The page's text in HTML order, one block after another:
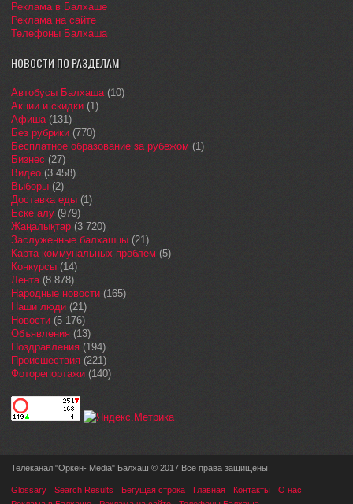
Реклама в Балхаше
Реклама на сайте
Телефоны Балхаша
НОВОСТИ ПО РАЗДЕЛАМ
Автобусы Балхаша(10)
Акции и скидки (1)
Афиша(131)
Без рубрики (770)
Бесплатное образование за рубежом (1)
Бизнес (27)
Видео (3 458)
Выборы (2)
Доставка еды (1)
Еске алу (979)
Жаңалықтар (3 720)
Заслуженные балхашцы (21)
Карта коммунальных проблем (5)
Конкурсы (14)
Лента(8 878)
Народные новости (165)
Наши люди (21)
Новости (5 176)
Объявления (13)
Поздравления (194)
Происшествия (221)
Фоторепортажи (140)
Телеканал "Оркен- Media" Балхаш © 2017 Все права защищены.
Glossary Search Results Бегущая строка Главная Контакты
О нас